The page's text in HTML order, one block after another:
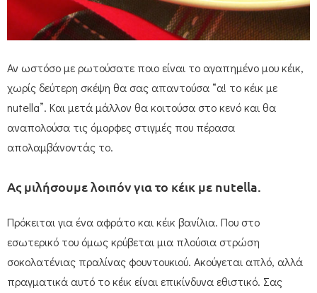
Αν ωστόσο με ρωτούσατε ποιο είναι το αγαπημένο μου κέικ,
χωρίς δεύτερη σκέψη θα σας απαντούσα “α! το κέικ με
nutella”. Και μετά μάλλον θα κοιτούσα στο κενό και θα
αναπολούσα τις όμορφες στιγμές που πέρασα
απολαμβάνοντάς το.
Ας μιλήσουμε λοιπόν για το κέικ με nutella.
Πρόκειται για ένα αφράτο και κέικ βανίλια. Που στο
εσωτερικό του όμως κρύβεται μια πλούσια στρώση
σοκολατένιας πραλίνας φουντουκιού. Ακούγεται απλό, αλλά
πραγματικά αυτό το κέικ είναι επικίνδυνα εθιστικό. Σας